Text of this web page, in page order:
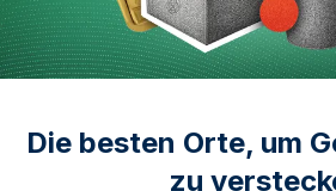
Die besten Orte, um
zu